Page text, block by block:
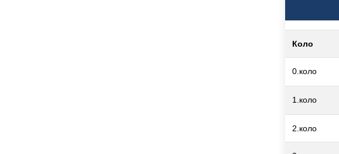
Коло
0.коло
1.коло
2.коло